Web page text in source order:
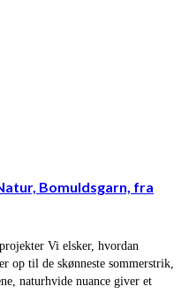
Bomuldsgarn, fra
Vi elsker, hvordan
op til de skønneste sommerstrik,
naturhvide nuance giver et